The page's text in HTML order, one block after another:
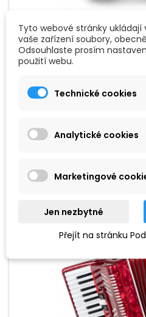
ZNAČKA:
CLASSIC CANTABILE
Akordeon v lesklém černém
15 190
Tyto webové stránky ukládají
vaše zařízení soubory,
Odsouhlaste prosím
použití webu.
Technické cookies
Analytické cookies
Marketingové
Jen nezbytné
Přejít na stránku